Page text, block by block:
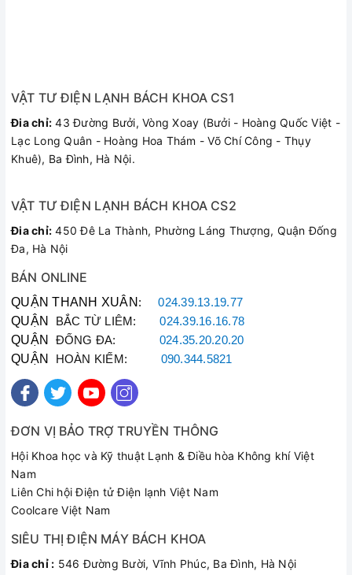
VẬT TƯ ĐIỆN LẠNH BÁCH KHOA CS1
Đia chỉ: 43 Đường Bưởi, Vòng Xoay (Bưởi - Hoàng Quốc Việt -
Lạc Long Quân - Hoàng Hoa Thám - Võ Chí Công - Thụy
Khuê), Ba Đình, Hà Nội.
VẬT TƯ ĐIỆN LẠNH BÁCH KHOA CS2
Đia chỉ: 450 Đê La Thành, Phường Láng Thượng, Quận Đống
Đa, Hà Nội
BÁN ONLINE
QUẬN THANH XUÂN :024.39.13.19.77
QUẬN BẮC TỪ LIÊM:024.39.16.16.78
QUẬN ĐỐNG ĐA: 024.35.20.20.20
QUẬN HOÀN KIẾM: 090.344.5821
ĐƠN VỊ BẢO TRỢ TRUYỀN THÔNG
Hội Khoa học và Kỹ thuật Lạnh & Điều hòa Không khí Việt
Nam
Liên Chi hội Điện tử Điện lạnh Việt Nam
Coolcare Việt Nam
SIÊU THỊ ĐIỆN MÁY BÁCH KHOA
Đia chỉ : 546 Đường Bười, Vĩnh Phúc, Ba Đình, Hà Nội